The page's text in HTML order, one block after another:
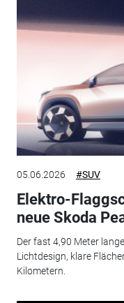
05.06.2026 #SUV
Elektro-
neue Skoda
Der fast 4,90 Meter
Lichtdesign, klare
Kilometern.